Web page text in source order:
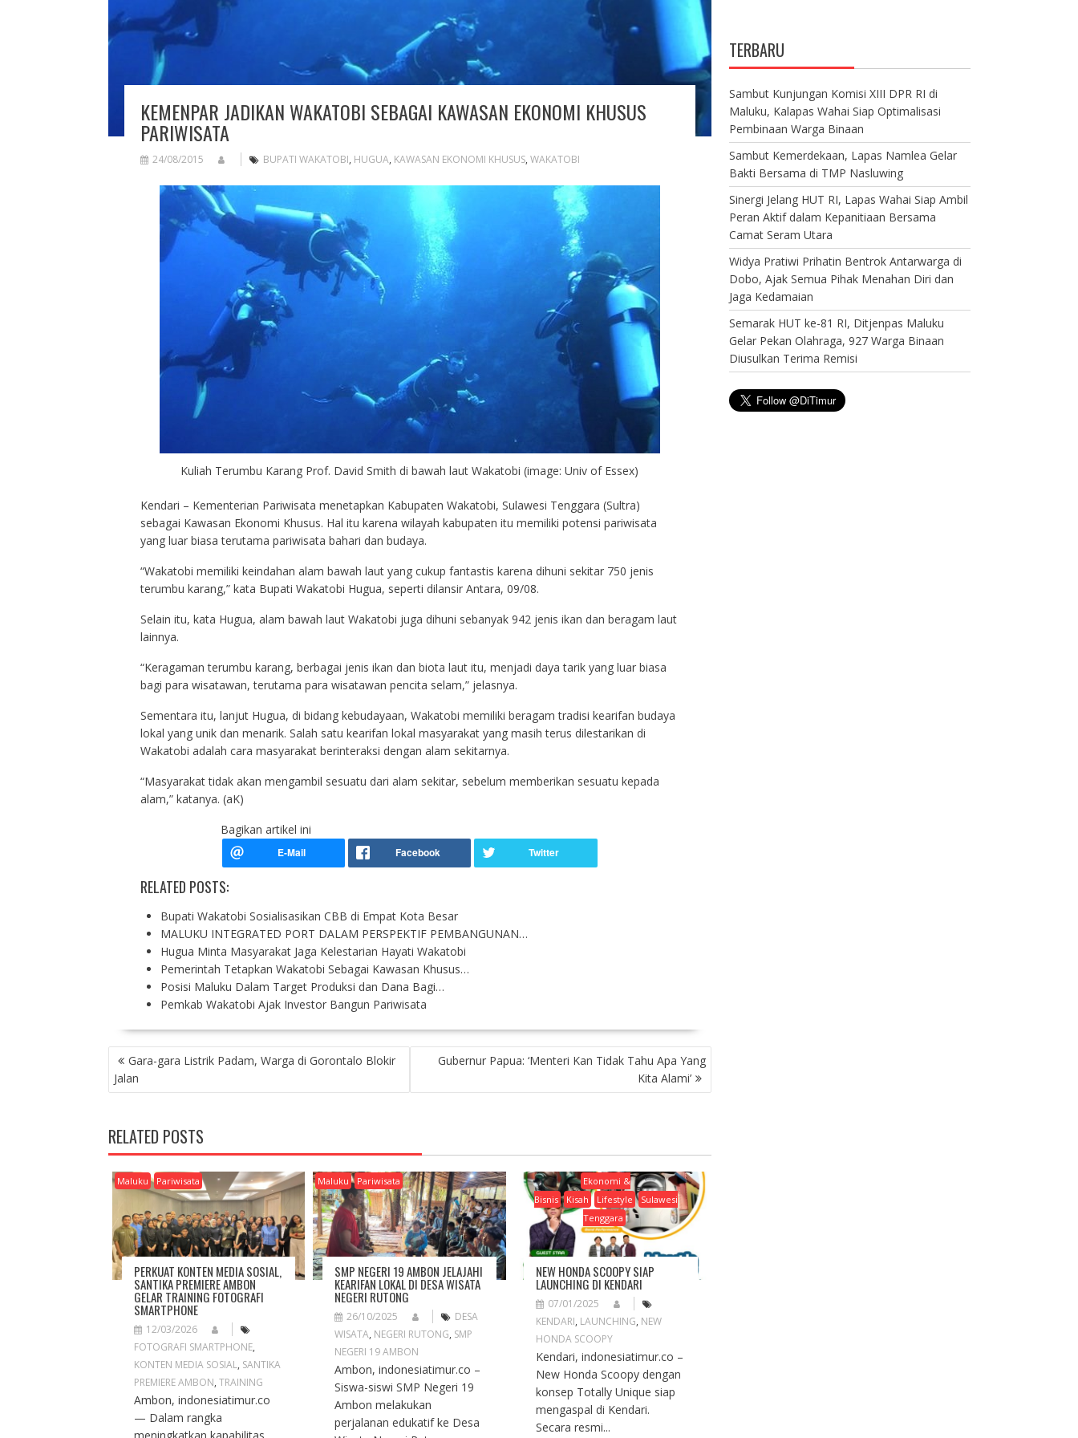
KEMENPAR JADIKAN WAKATOBI SEBAGAI KAWASAN EKONOMI KHUSUS
PARIWISATA
24/08/2015 BUPATI WAKATOBI, HUGUA, KAWASAN EKONOMI KHUSUS, WAKATOBI
Kuliah Terumbu Karang Prof. David Smith di bawah laut Wakatobi (image: Univ of Essex)
Kendari – Kementerian Pariwisata menetapkan Kabupaten Wakatobi, Sulawesi Tenggara (Sultra)
sebagai Kawasan Ekonomi Khusus. Hal itu karena wilayah kabupaten itu memiliki potensi pariwisata
yang luar biasa terutama pariwisata bahari dan budaya.
“Wakatobi memiliki keindahan alam bawah laut yang cukup fantastis karena dihuni sekitar 750 jenis
terumbu karang,” kata Bupati Wakatobi Hugua, seperti dilansir Antara, 09/08.
Selain itu, kata Hugua, alam bawah laut Wakatobi juga dihuni sebanyak 942 jenis ikan dan beragam laut
lainnya.
“Keragaman terumbu karang, berbagai jenis ikan dan biota laut itu, menjadi daya tarik yang luar biasa
bagi para wisatawan, terutama para wisatawan pencita selam,” jelasnya.
Sementara itu, lanjut Hugua, di bidang kebudayaan, Wakatobi memiliki beragam tradisi kearifan budaya
lokal yang unik dan menarik. Salah satu kearifan lokal masyarakat yang masih terus dilestarikan di
Wakatobi adalah cara masyarakat berinteraksi dengan alam sekitarnya.
“Masyarakat tidak akan mengambil sesuatu dari alam sekitar, sebelum memberikan sesuatu kepada
alam,” katanya. (aK)
Bagikan artikel ini
RELATED POSTS:
Bupati Wakatobi Sosialisasikan CBB di Empat Kota Besar
MALUKU INTEGRATED PORT DALAM PERSPEKTIF PEMBANGUNAN…
Hugua Minta Masyarakat Jaga Kelestarian Hayati Wakatobi
Pemerintah Tetapkan Wakatobi Sebagai Kawasan Khusus…
Posisi Maluku Dalam Target Produksi dan Dana Bagi…
Pemkab Wakatobi Ajak Investor Bangun Pariwisata
P
O
S
N
A
V
G
T
O
N
Gara-gara Listrik Padam, Warga di Gorontalo Blokir
Jalan
Gubernur Papua: ‘Menteri Kan Tidak Tahu Apa Yang
Kita Alami’
RELATED POSTS
Maluku Pariwisata
PERKUAT KONTEN MEDIA SOSIAL,
SANTIKA PREMIERE AMBON
GELAR TRAINING FOTOGRAFI
SMARTPHONE
12/03/2026
FOTOGRAFI SMARTPHONE,
KONTEN MEDIA SOSIAL, SANTIKA
PREMIERE AMBON, TRAINING
Ambon, indonesiatimur.co
— Dalam rangka
Maluku Pariwisata
SMP NEGERI 19 AMBON JELAJAHI
KEARIFAN LOKAL DI DESA WISATA
NEGERI RUTONG
26/10/2025
DESA
WISATA, NEGERI RUTONG, SMP
NEGERI 19 AMBON
Ambon, indonesiatimur.co –
Siswa-siswi SMP Negeri 19
Ambon melakukan
perjalanan edukatif ke Desa
Ekonomi &
Bisnis
Kisah Lifestyle
Sulawesi
Tenggara
NEW HONDA SCOOPY SIAP
LAUNCHING DI KENDARI
07/01/2025
KENDARI, LAUNCHING, NEW
HONDA SCOOPY
Kendari, indonesiatimur.co –
New Honda Scoopy dengan
konsep Totally Unique siap
mengaspal di Kendari.
Secara resmi...
TERBARU
Sambut Kunjungan Komisi XIII DPR RI di
Maluku, Kalapas Wahai Siap Optimalisasi
Pembinaan Warga Binaan
Sambut Kemerdekaan, Lapas Namlea Gelar
Bakti Bersama di TMP Nasluwing
Sinergi Jelang HUT RI, Lapas Wahai Siap Ambil
Peran Aktif dalam Kepanitiaan Bersama
Camat Seram Utara
Widya Pratiwi Prihatin Bentrok Antarwarga di
Dobo, Ajak Semua Pihak Menahan Diri dan
Jaga Kedamaian
Semarak HUT ke-81 RI, Ditjenpas Maluku
Gelar Pekan Olahraga, 927 Warga Binaan
Diusulkan Terima Remisi